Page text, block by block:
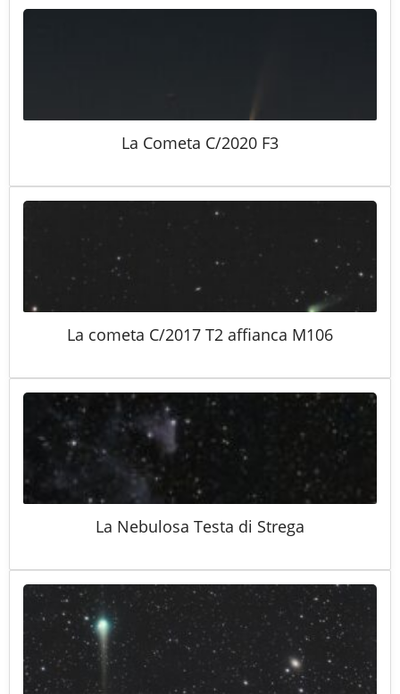
La Cometa C/2020 F3
La cometa C/2017 T2 affianca M106
La Nebulosa Testa di Strega